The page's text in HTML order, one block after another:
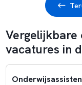
vacatures in